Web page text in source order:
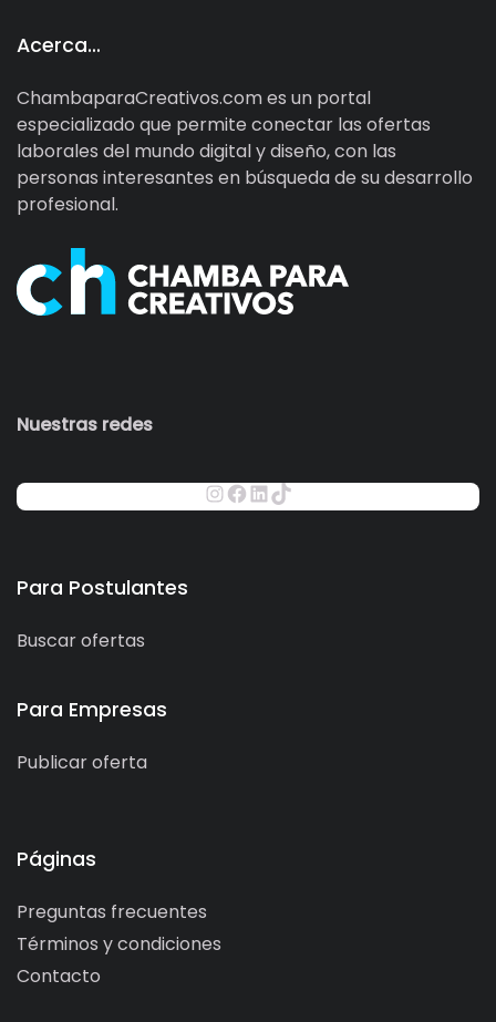
Acerca…
ChambaparaCreativos.com es un portal
especializado que permite conectar las ofertas
laborales del mundo digital y diseño, con las
personas interesantes en búsqueda de su desarrollo
profesional.
Nuestras redes
Para Postulantes
Buscar ofertas
Para Empresas
Publicar oferta
Páginas
Preguntas frecuentes
Términos y condiciones
Contacto